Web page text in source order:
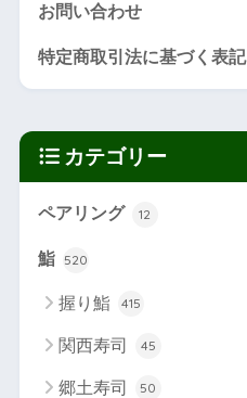
お問い合わせ
特定商取引法に基づく表記
カテゴリー
ペアリング 12
鮨 520
握り鮨 415
関西寿司 45
郷土寿司 50